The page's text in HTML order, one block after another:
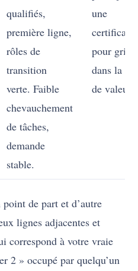
qualifiés,
première ligne,
rôles de
transition
verte. Faible
chevauchement
de tâches,
demande
stable.
une
pour
dans la
de valeur.
de part et d’autre
lignes adjacentes et
correspond à votre vraie
2 » occupé par quelqu’un